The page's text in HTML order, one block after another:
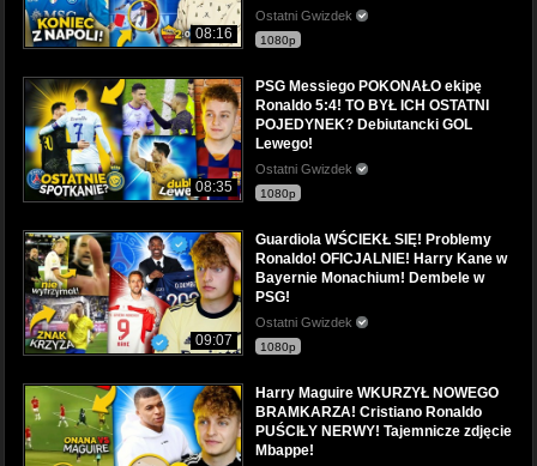
08:16
Ostatni Gwizdek
1080p
08:35
PSG Messiego POKONAŁO ekipę
Ronaldo 5:4! TO BYŁ ICH OSTATNI
POJEDYNEK? Debiutancki GOL
Lewego!
Ostatni Gwizdek
1080p
09:07
Guardiola WŚCIEKŁ SIĘ! Problemy
Ronaldo! OFICJALNIE! Harry Kane w
Bayernie Monachium! Dembele w
PSG!
Ostatni Gwizdek
1080p
Harry Maguire WKURZYŁ NOWEGO
BRAMKARZA! Cristiano Ronaldo
PUŚCIŁY NERWY! Tajemnicze zdjęcie
Mbappe!